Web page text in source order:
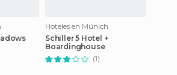
Hoteles en Múnich
Schiller 5 Hotel +
Boardinghouse
(1)